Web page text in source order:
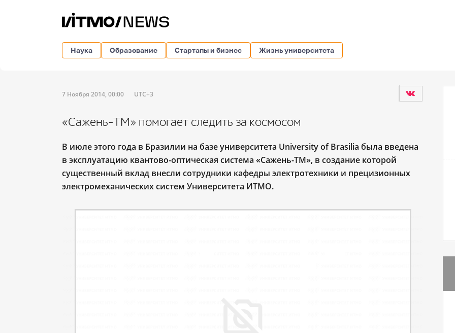
Наука Образование Стартапы и бизнес Жизнь университета
7 Ноября 2014, 00:00 UTC+3
«Сажень-ТМ» помогает следить за космосом
В июле этого года в Бразилии на базе университета University of Brasilia была введена
в эксплуатацию квантово-оптическая система «Сажень-ТМ», в создание которой
существенный вклад внесли сотрудники кафедры электротехники и прецизионных
электромеханических систем Университета ИТМО.